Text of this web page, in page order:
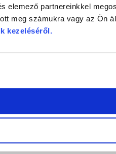
elemező partnereinkkel
meg számukra vagy az Ön
kezeléséről.